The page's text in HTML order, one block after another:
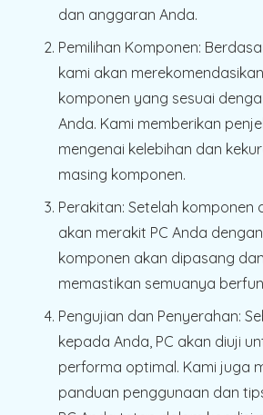
dan anggaran Anda.
Pemilihan Komponen:
kami akan
komponen yang sesuai
Anda. Kami memberikan
mengenai kelebihan dan
masing komponen.
Perakitan: Setelah komponen
akan merakit PC Anda
komponen akan dipasang
memastikan semuanya
Pengujian dan Penyerahan:
kepada Anda, PC akan diuji
performa optimal. Kami juga
panduan penggunaan dan